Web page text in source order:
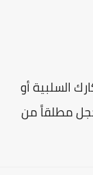
السلبية أو
مطلقاً من